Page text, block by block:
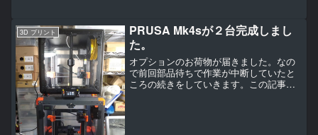
書いていきます。
3D プリント
PRUSA Mk4sが２台完成しまし
た。
オプションのお荷物が届きました。なの
で前回部品待ちで作業が中断していたと
ころの続きをしていきます。この記事初